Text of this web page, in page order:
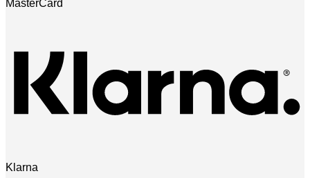
MasterCard
Klarna